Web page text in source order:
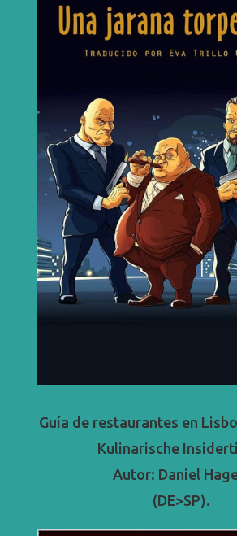
Guía de restaurantes en
Kulinarische
Autor: Daniel
(DE>SP).